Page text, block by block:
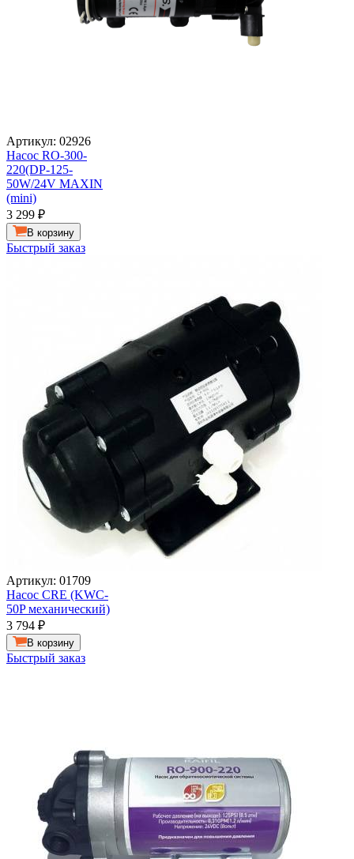
Артикул: 02926
Насос RO-300-
220(DP-125-
50W/24V MAXIN
(mini)
3 299 ₽
В корзину
Быстрый заказ
Артикул: 01709
Насос CRE (KWC-
50P механический)
3 794 ₽
В корзину
Быстрый заказ